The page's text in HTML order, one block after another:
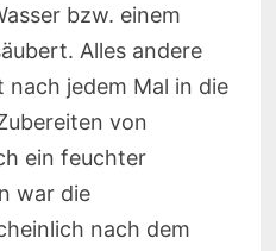
bzw. einem
Alles andere
jedem Mal in die
von
ein feuchter
war die
nach dem